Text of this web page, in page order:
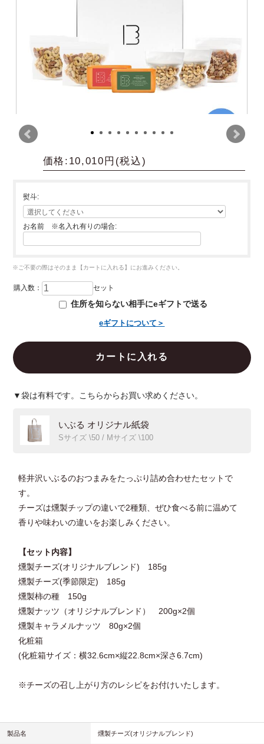
価格:10,010円(税込)
熨斗:
お名前 ※名入れ有りの場合:
購入数： セット
住所を知らない相手にeギフトで送る
eギフトについて＞
▼袋は有料です。こちらからお買い求めください。
いぶる オリジナル紙袋
Sサイズ \50 / Mサイズ \100
軽井沢いぶるのおつまみをたっぷり詰め合わせたセットで
す。
チーズは燻製チップの違いで2種類、ぜひ食べる前に温めて
香りや味わいの違いをお楽しみください。
【セット内容】
燻製チーズ(オリジナルブレンド) 185g
燻製チーズ(季節限定) 185g
燻製柿の種 150g
燻製ナッツ（オリジナルブレンド） 200g×2個
燻製キャラメルナッツ 80g×2個
化粧箱
(化粧箱サイズ：横32.6cm×縦22.8cm×深さ6.7cm)
※チーズの召し上がり方のレシピをお付けいたします。
製品名 燻製チーズ(オリジナルブレンド)